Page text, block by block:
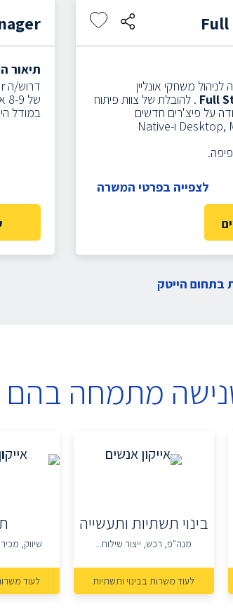
Full
משחקי אונליין
Full
. להובלת של צוות פיתוח
על פיצ'רים חדשים
בפלטפורמה – כולל Desktop, Mobile ו-Native
לצפייה בפרטי המשרה
תיאור
במודל
בתחום הייטק
מתמחה בהם
בינוי תשתיות ותעשייה
מנה"פ, רכש, ייצור שילוח...
לעוד משרות בבינוי ותשתיות
שיווק,
לעוד